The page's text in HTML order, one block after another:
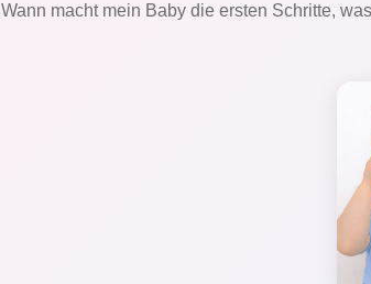
Wann macht mein Baby die ersten Schritte,